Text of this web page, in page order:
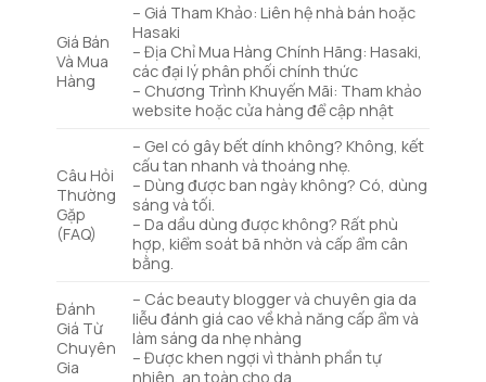
Giá Bán
Và Mua
Hàng
– Giá Tham Khảo: Liên hệ nhà bán hoặc
Hasaki
– Địa Chỉ Mua Hàng Chính Hãng: Hasaki,
các đại lý phân phối chính thức
– Chương Trình Khuyến Mãi: Tham khảo
website hoặc cửa hàng để cập nhật
Câu Hỏi
Thường
Gặp
(FAQ)
– Gel có gây bết dính không? Không, kết
cấu tan nhanh và thoáng nhẹ.
– Dùng được ban ngày không? Có, dùng
sáng và tối.
– Da dầu dùng được không? Rất phù
hợp, kiểm soát bã nhờn và cấp ẩm cân
bằng.
Đánh
Giá Từ
Chuyên
Gia
– Các beauty blogger và chuyên gia da
liễu đánh giá cao về khả năng cấp ẩm và
làm sáng da nhẹ nhàng
– Được khen ngợi vì thành phần tự
nhiên, an toàn cho da